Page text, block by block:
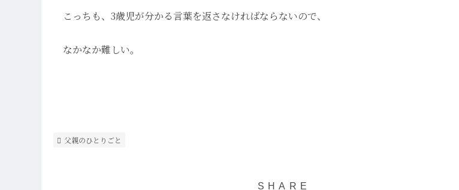
こっちも、3歳児が分かる言葉を返さなければならないので、
なかなか難しい。
父親のひとりごと